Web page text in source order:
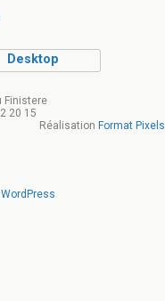
Desktop
Finistere
20 15
Réalisation Format Pixels